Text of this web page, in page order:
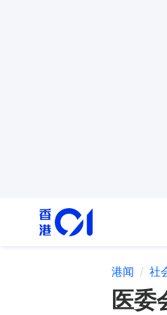
港闻 社
医委